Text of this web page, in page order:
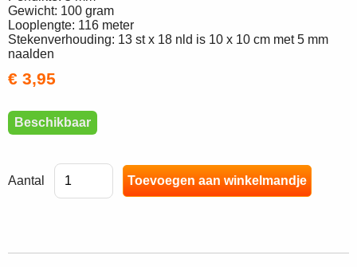
Gewicht: 100 gram
Looplengte: 116 meter
Stekenverhouding: 13 st x 18 nld is 10 x 10 cm met 5 mm
naalden
€ 3,95
Beschikbaar
Aantal